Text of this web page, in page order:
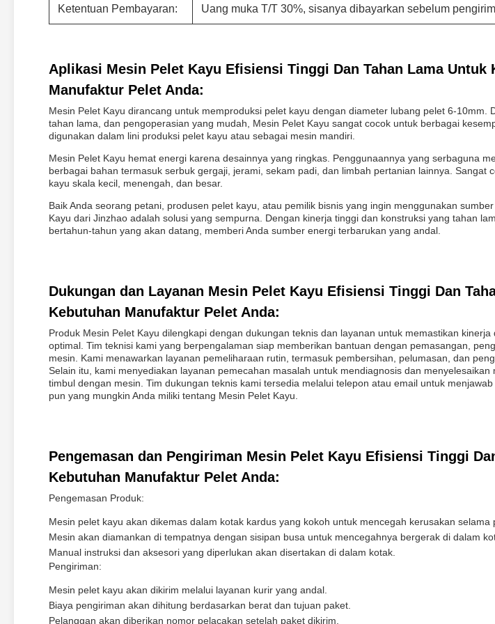
Ketentuan Pembayaran: Uang muka T/T 30%, sisanya dibayarkan sebelum
Aplikasi Mesin Pelet Kayu Efisiensi Tinggi Dan Tahan Lama Untuk
Manufaktur Pelet Anda:
Mesin Pelet Kayu dirancang untuk memproduksi pelet kayu dengan diameter lubang pelet 6-10mm.
tahan lama, dan pengoperasian yang mudah, Mesin Pelet Kayu sangat cocok untuk berbagai
digunakan dalam lini produksi pelet kayu atau sebagai mesin mandiri.
Mesin Pelet Kayu hemat energi karena desainnya yang ringkas. Penggunaannya yang serbaguna
berbagai bahan termasuk serbuk gergaji, jerami, sekam padi, dan limbah pertanian lainnya. Sangat
kayu skala kecil, menengah, dan besar.
Baik Anda seorang petani, produsen pelet kayu, atau pemilik bisnis yang ingin menggunakan
Kayu dari Jinzhao adalah solusi yang sempurna. Dengan kinerja tinggi dan konstruksi yang tahan
bertahun-tahun yang akan datang, memberi Anda sumber energi terbarukan yang andal.
Dukungan dan Layanan Mesin Pelet Kayu Efisiensi Tinggi Dan
Kebutuhan Manufaktur Pelet Anda:
Produk Mesin Pelet Kayu dilengkapi dengan dukungan teknis dan layanan untuk memastikan
optimal. Tim teknisi kami yang berpengalaman siap memberikan bantuan dengan pemasangan,
mesin. Kami menawarkan layanan pemeliharaan rutin, termasuk pembersihan, pelumasan, dan
Selain itu, kami menyediakan layanan pemecahan masalah untuk mendiagnosis dan
timbul dengan mesin. Tim dukungan teknis kami tersedia melalui telepon atau email untuk
pun yang mungkin Anda miliki tentang Mesin Pelet Kayu.
Pengemasan dan Pengiriman Mesin Pelet Kayu Efisiensi Tinggi
Kebutuhan Manufaktur Pelet Anda:
Pengemasan Produk:
Mesin pelet kayu akan dikemas dalam kotak kardus yang kokoh untuk mencegah kerusakan selama
Mesin akan diamankan di tempatnya dengan sisipan busa untuk mencegahnya bergerak di dalam
Manual instruksi dan aksesori yang diperlukan akan disertakan di dalam kotak.
Pengiriman:
Mesin pelet kayu akan dikirim melalui layanan kurir yang andal.
Biaya pengiriman akan dihitung berdasarkan berat dan tujuan paket.
Pelanggan akan diberikan nomor pelacakan setelah paket dikirim.